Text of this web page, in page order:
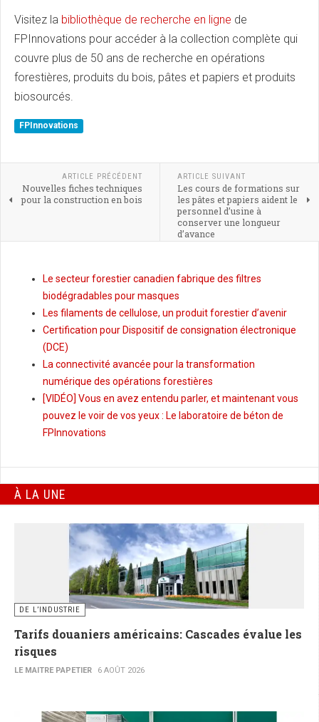
Visitez la bibliothèque de recherche en ligne de
FPInnovations pour accéder à la collection complète qui
couvre plus de 50 ans de recherche en opérations
forestières, produits du bois, pâtes et papiers et produits
biosourcés.
FPInnovations
ARTICLE PRÉCÉDENT
Nouvelles fiches techniques
pour la construction en bois
ARTICLE SUIVANT
Les cours de formations sur
les pâtes et papiers aident le
personnel d’usine à
conserver une longueur
d’avance
Le secteur forestier canadien fabrique des filtres
biodégradables pour masques
Les filaments de cellulose, un produit forestier d’avenir
Certification pour Dispositif de consignation électronique
(DCE)
La connectivité avancée pour la transformation
numérique des opérations forestières
[VIDÉO] Vous en avez entendu parler, et maintenant vous
pouvez le voir de vos yeux : Le laboratoire de béton de
FPInnovations
À LA UNE
DE L’INDUSTRIE
Tarifs douaniers américains: Cascades évalue les
risques
LE MAITRE PAPETIER 6 AOÛT 2026